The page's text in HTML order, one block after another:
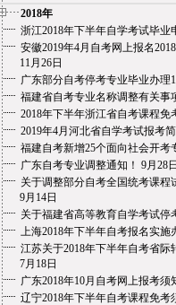
2018年
浙江2018年下半年自学考试毕业
安徽2019年4月自考网上报名
11月26日
广东部分自考停考专业毕业办理
福建省自考专业名称调整有关事
2018年下半年浙江省自考课程免
2019年4月河北省自学考试报考
福建自考新增25个面向社会开考
广东自考专业调整通知！ 9月28日
关于调整部分自考全国统考课程
9月14日
关于福建省高等教育自学考试停
上海2018年下半年自考报名实施
江苏关于2018年下半年自考省际
7月18日
广东2018年10月自考网上报考须
辽宁2018年下半年自考课程免考